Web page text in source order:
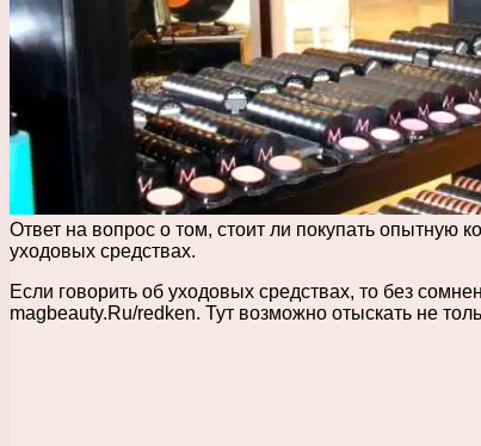
Ответ на вопрос о том, стоит ли покупать опытную
уходовых средствах.
Если говорить об уходовых средствах, то без
magbeauty.Ru/redken. Тут возможно отыскать не